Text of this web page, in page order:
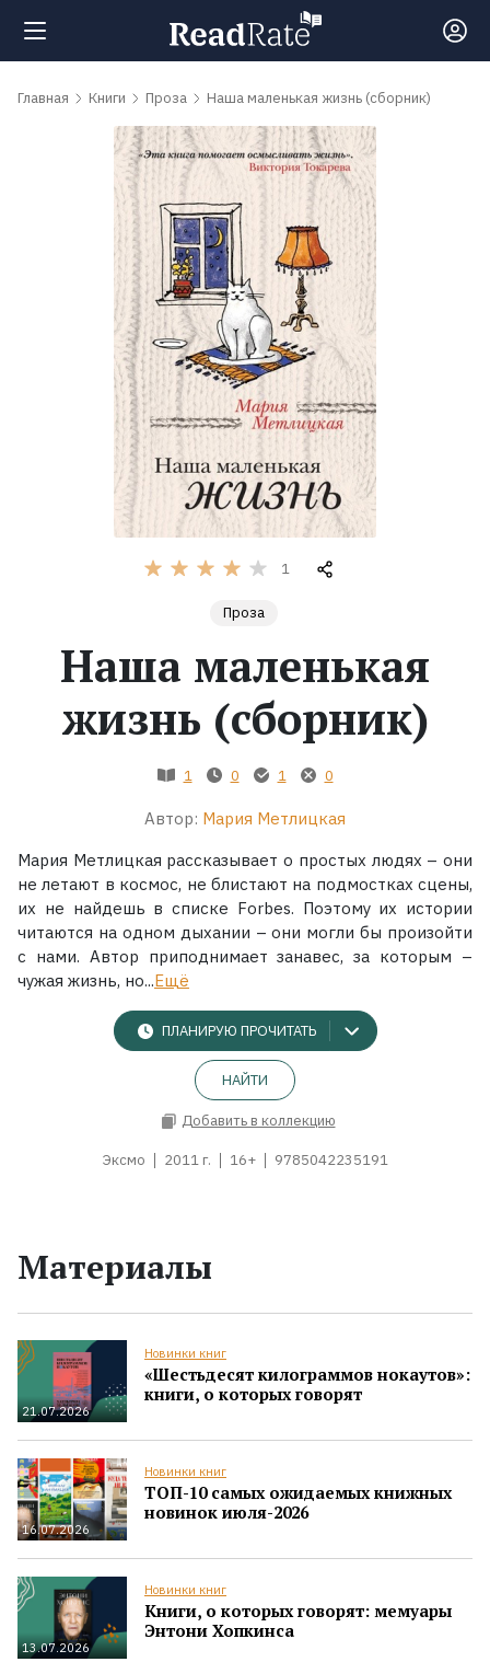
Поиск
Рейтинги
обсуждаемые
Экранизации
Коллекции
Главная Книги Проза Наша маленькая жизнь (сборник)
1
Проза
Наша маленькая
жизнь (сборник)
1 0 1 0
Автор: Мария Метлицкая
Мария Метлицкая рассказывает о простых людях – они
не летают в космос, не блистают на подмостках сцены,
их не найдешь в списке Forbеs. Поэтому их истории
читаются на одном дыхании – они могли бы произойти
с нами. Автор приподнимает занавес, за которым –
чужая жизнь, но...Ещё
ПЛАНИРУЮ ПРОЧИТАТЬ
НАЙТИ
Добавить в коллекцию
Эксмо 2011 г. 16+ 9785042235191
Материалы
21.07.2026
Новинки книг
«Шестьдесят килограммов нокаутов»:
книги, о которых говорят
16.07.2026
Новинки книг
ТОП-10 самых ожидаемых книжных
новинок июля-2026
13.07.2026
Новинки книг
Книги, о которых говорят: мемуары
Энтони Хопкинса